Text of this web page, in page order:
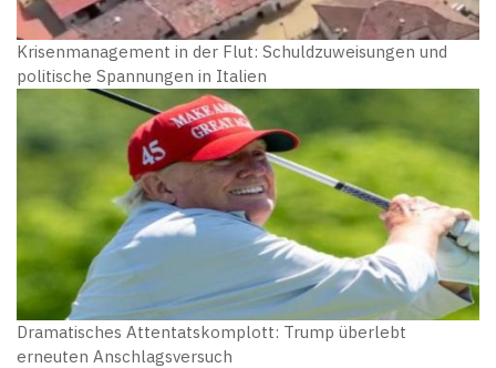
Krisenmanagement in der Flut: Schuldzuweisungen und
politische Spannungen in Italien
Dramatisches Attentatskomplott: Trump überlebt
erneuten Anschlagsversuch